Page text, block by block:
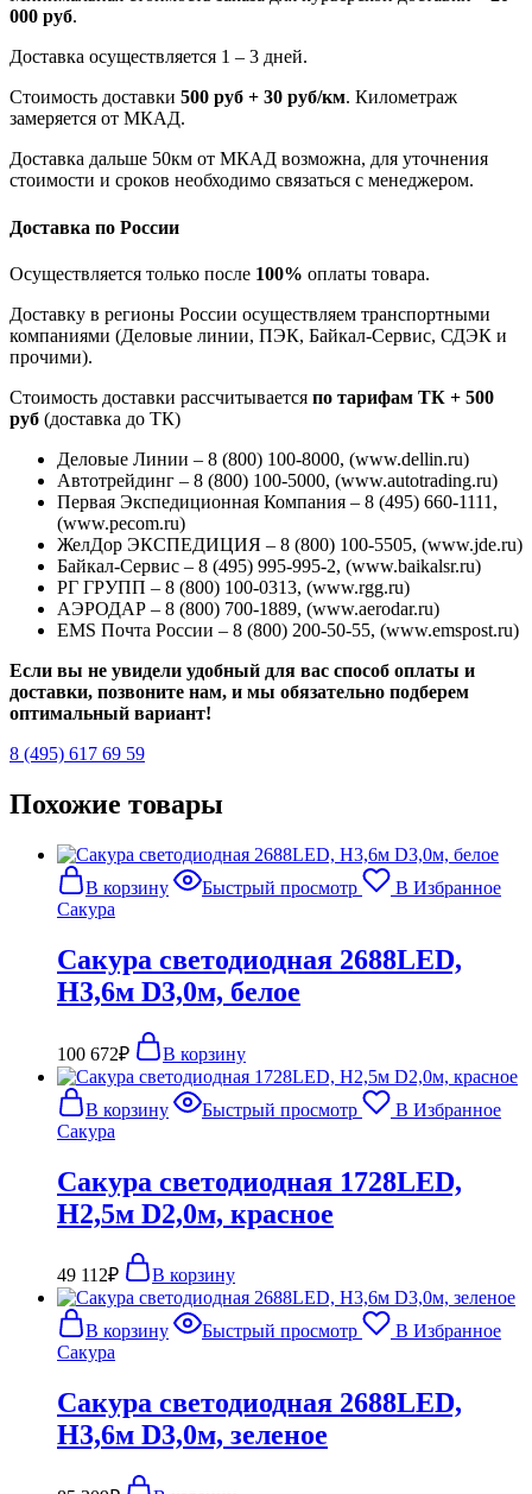
000 руб.
Доставка осуществляется 1 – 3 дней.
Стоимость доставки 500 руб + 30 руб/км. Километраж
замеряется от МКАД.
Доставка дальше 50км от МКАД возможна, для уточнения
стоимости и сроков необходимо связаться с менеджером.
Доставка по России
Осуществляется только после 100% оплаты товара.
Доставку в регионы России осуществляем транспортными
компаниями (Деловые линии, ПЭК, Байкал-Сервис, СДЭК и
прочими).
Стоимость доставки рассчитывается по тарифам ТК + 500
руб (доставка до ТК)
Деловые Линии – 8 (800) 100-8000, (www.dellin.ru)
Автотрейдинг – 8 (800) 100-5000, (www.autotrading.ru)
Первая Экспедиционная Компания – 8 (495) 660-1111,
(www.pecom.ru)
ЖелДор ЭКСПЕДИЦИЯ – 8 (800) 100-5505, (www.jde.ru)
Байкал-Сервис – 8 (495) 995-995-2, (www.baikalsr.ru)
РГ ГРУПП – 8 (800) 100-0313, (www.rgg.ru)
АЭРОДАР – 8 (800) 700-1889, (www.aerodar.ru)
EMS Почта России – 8 (800) 200-50-55, (www.emspost.ru)
Если вы не увидели удобный для вас способ оплаты и
доставки, позвоните нам, и мы обязательно подберем
оптимальный вариант!
8 (495) 617 69 59
Похожие товары
В корзину Быстрый просмотр
В Избранное
Сакура
Сакура светодиодная 2688LED,
H3,6м D3,0м, белое
100 672₽ В корзину
В корзину Быстрый просмотр
В Избранное
Сакура
Сакура светодиодная 1728LED,
H2,5м D2,0м, красное
49 112₽ В корзину
В корзину Быстрый просмотр
В Избранное
Сакура
Сакура светодиодная 2688LED,
H3,6м D3,0м, зеленое